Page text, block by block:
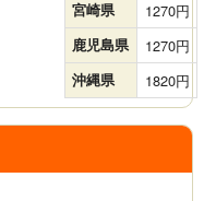
宮崎県 1270
鹿児島県 1270
沖縄県 1820